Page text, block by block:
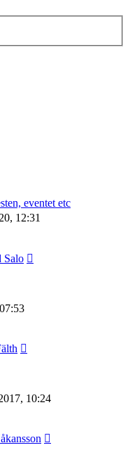
eventet etc
12:31
Salo
10:24